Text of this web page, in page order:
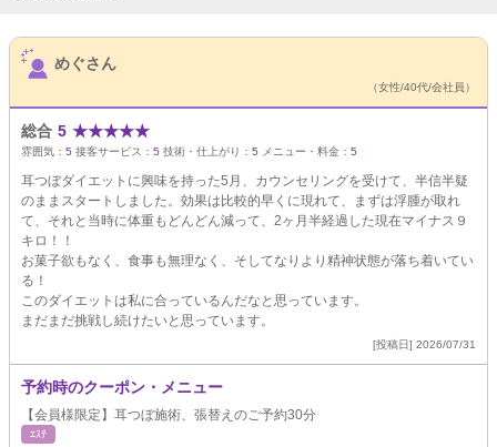
サロンPick Up
めぐさん
（女性/40代/会社員）
総合 5 ★★★★★
雰囲気： 5 接客サービス： 5 技術・仕上がり： 5 メニュー・料金： 5
耳つぼダイエットに興味を持った5月、カウンセリングを受けて、半信半疑
のままスタートしました。効果は比較的早くに現れて、まずは浮腫が取れ
て、それと当時に体重もどんどん減って、2ヶ月半経過した現在マイナス９
キロ！！
お菓子欲もなく、食事も無理なく、そしてなりより精神状態が落ち着いてい
る！
このダイエットは私に合っているんだなと思っています。
まだまだ挑戦し続けたいと思っています。
[投稿日] 2026/07/31
予約時のクーポン・メニュー
【会員様限定】耳つぼ施術、張替えのご予約30分
ｴｽﾃ